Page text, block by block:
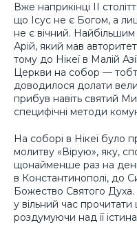
Вже наприкінці II
що Ісус не є Богом, а
не є вічний. Найбільшим
Арій, який мав
тому до Нікеї в Малій
Церкви на собор —
доводилося долати
прибув навіть святий
специфічні методи
На соборі в Нікеї було
молитву «Вірую», яку,
щонайменше раз на
в Константинополі, до
Божество Святого
у вільний час
роздумуючи над її